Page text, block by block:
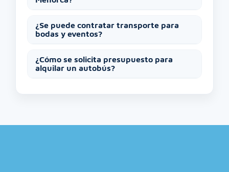
¿Se puede contratar transporte para
bodas y eventos?
¿Cómo se solicita presupuesto para
alquilar un autobús?